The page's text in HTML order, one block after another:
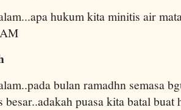
hukum kita minitis air
bulan ramadhn semasa
besar..adakah puasa kita batal